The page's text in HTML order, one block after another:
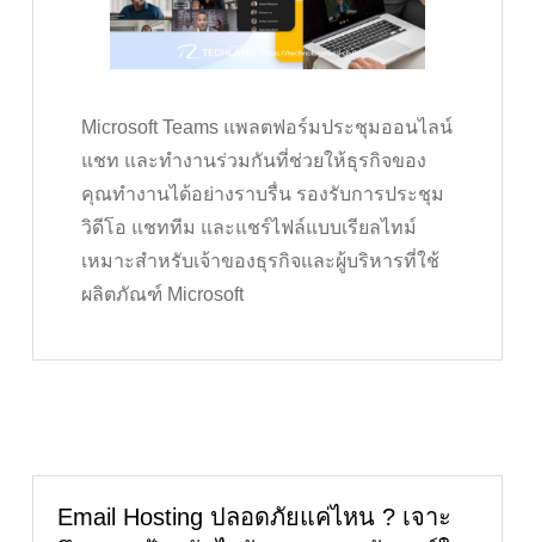
Microsoft Teams แพลตฟอร์มประชุมออนไลน์
แชท และทำงานร่วมกันที่ช่วยให้ธุรกิจของ
คุณทำงานได้อย่างราบรื่น รองรับการประชุม
วิดีโอ แชททีม และแชร์ไฟล์แบบเรียลไทม์
เหมาะสำหรับเจ้าของธุรกิจและผู้บริหารที่ใช้
ผลิตภัณฑ์ Microsoft
Email Hosting ปลอดภัยแค่ไหน ? เจาะ